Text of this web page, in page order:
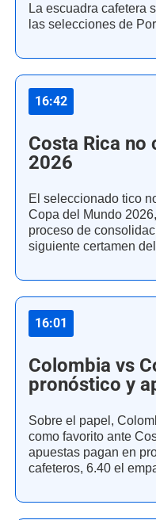
La escuadra cafetera
las selecciones de
16:42
Costa Rica no
2026
El seleccionado tico
Copa del Mundo
proceso de
siguiente certamen
16:01
Colombia vs
pronóstico y
Sobre el papel,
como favorito ante
apuestas pagan en
cafeteros, 6.40 el